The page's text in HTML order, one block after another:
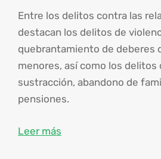
Entre los delitos contra las
destacan los delitos de
quebrantamiento de deberes
menores, así como los delitos
sustracción, abandono de
pensiones.
Leer más